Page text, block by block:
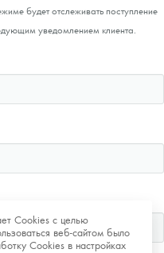
Cookies с целью
веб-сайтом было
Cookies в настройках
будет отслеживать поступление
уведомлением клиента.